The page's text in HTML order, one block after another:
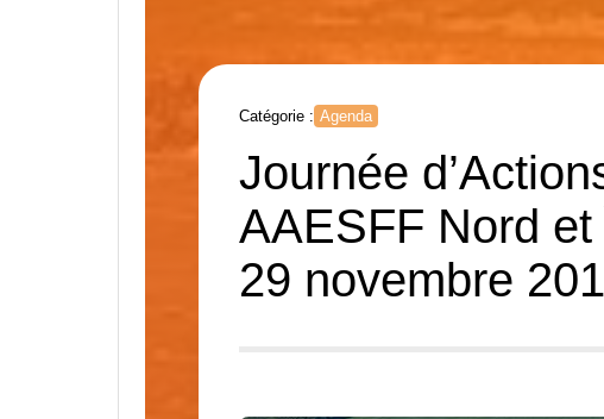
Catégorie : Agenda
Journée
AAESFF Nord
29 novembre